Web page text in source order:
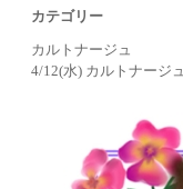
カテゴリー
カルトナージュ
4/12(水) カルトナージ